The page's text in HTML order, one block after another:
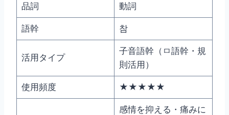
品詞 動詞
語幹 참
活用タイプ
子音語幹（ㅁ語幹・規
則活用）
使用頻度 ★★★★★
感情を抑える・痛みに